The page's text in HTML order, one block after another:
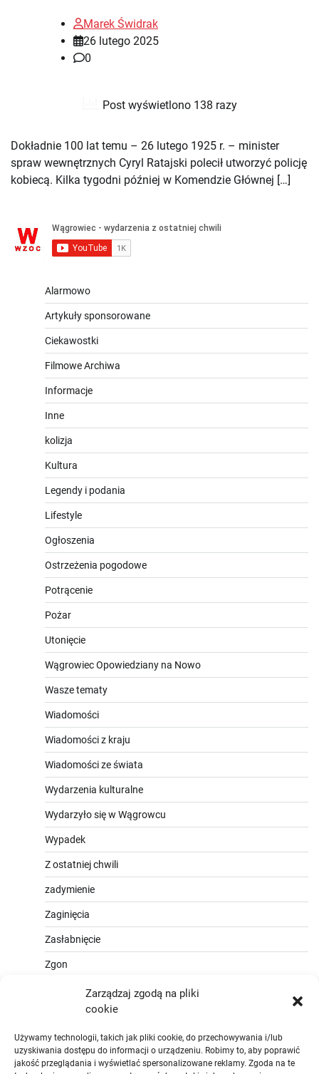
Zarządzaj zgodą na pliki
cookie
Używamy technologii, takich jak pliki cookie, do przechowywania i/lub
uzyskiwania dostępu do informacji o urządzeniu. Robimy to, aby poprawić
jakość przeglądania i wyświetlać spersonalizowane reklamy. Zgoda na te
Marek Świdrak
26 lutego 2025
0
Post wyświetlono 138 razy
Dokładnie 100 lat temu – 26 lutego 1925 r. – minister
spraw wewnętrznych Cyryl Ratajski polecił utworzyć policję
kobiecą. Kilka tygodni później w Komendzie Głównej […]
Alarmowo
Artykuły sponsorowane
Ciekawostki
Filmowe Archiwa
Informacje
Inne
kolizja
Kultura
Legendy i podania
Lifestyle
Ogłoszenia
Ostrzeżenia pogodowe
Potrącenie
Pożar
Utonięcie
Wągrowiec Opowiedziany na Nowo
Wasze tematy
Wiadomości
Wiadomości z kraju
Wiadomości ze świata
Wydarzenia kulturalne
Wydarzyło się w Wągrowcu
Wypadek
Z ostatniej chwili
zadymienie
Zaginięcia
Zasłabnięcie
Zgon